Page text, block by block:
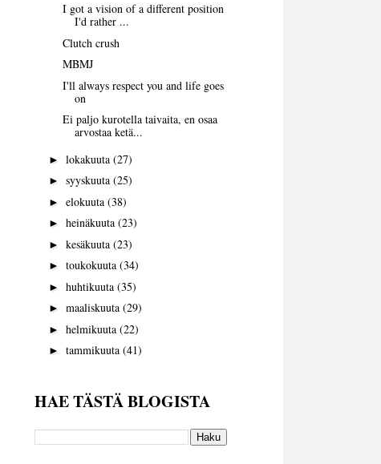
I got a vision of a different position
I'd rather ...
Clutch crush
MBMJ
I'll always respect you and life goes
on
Ei paljo kurotella taivaita, en osaa
arvostaa ketä...
► lokakuuta (27)
► syyskuuta (25)
► elokuuta (38)
► heinäkuuta (23)
► kesäkuuta (23)
► toukokuuta (34)
► huhtikuuta (35)
► maaliskuuta (29)
► helmikuuta (22)
► tammikuuta (41)
HAE TÄSTÄ BLOGISTA